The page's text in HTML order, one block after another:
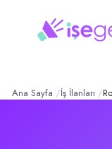
Rozbey İnşaat, Gölbaşı,
Beko Loder Operatörü
Ana Sayfa İş İlanları